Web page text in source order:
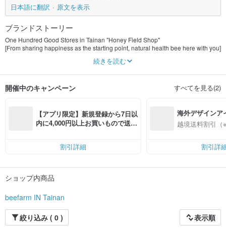
日本語に翻訳
原文を表示
ブランドストーリー
One Hundred Good Stores in Tainan "Honey Field Shop"
[From sharing happiness as the starting point, natural health bee here with you]
Shuangbao Mom, who loves honey and is jealous, went from simply trying to
let her family eat healthy, sharing natural and healthy food with relatives and
happiness as the starting point".
becoming more and more serious. It is not easy to think about the health of
relatives and friends.
Natural honey is rich in nutrients and healthy! The market is flooded with mixed
Mitian Honpo carefully selects pure honey and local fruit materials from
can be said to be a must-buy Tainan companion Good gift (SGS inspection
[The beautiful colors and charming sweet and sour taste all come from the
ingredients themselves, so that friends of all sizes can eat sweets at ease]
続きを読む
開催中のキャンペーン すべてを見る(2)
【アプリ限定】新規登録から7日以
内に4,000円以上お買いもので送料
割引詳細
海外デザインア
入
越境送料割引（
割引詳
ショップ内商品
beefarm IN Tainan
絞り込み ( 0 )
表示順